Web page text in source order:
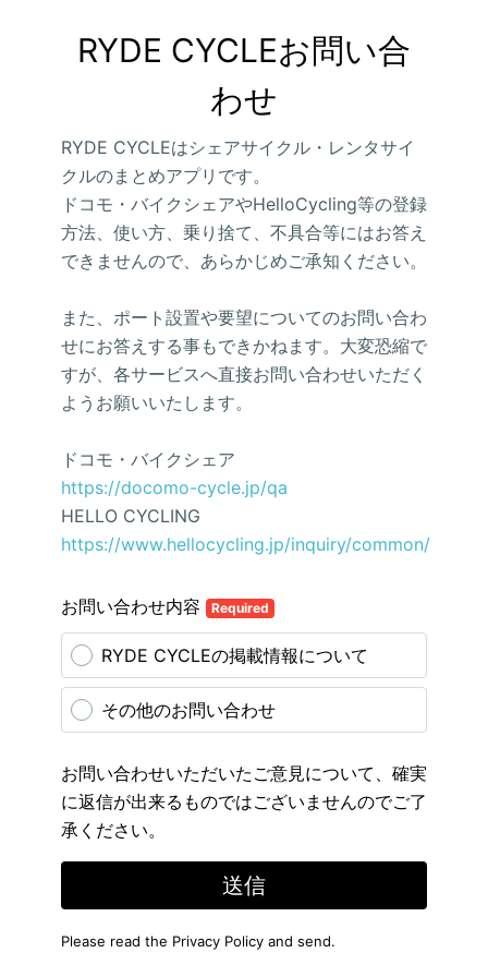
RYDE CYCLEお問い合
わせ
RYDE CYCLEはシェアサイクル・レンタサイ
クルのまとめアプリです。
ドコモ・バイクシェアやHelloCycling等の登録
方法、使い方、乗り捨て、不具合等にはお答え
できませんので、あらかじめご承知ください。
また、ポート設置や要望についてのお問い合わ
せにお答えする事もできかねます。大変恐縮で
すが、各サービスへ直接お問い合わせいただく
ようお願いいたします。
ドコモ・バイクシェア
https://docomo-cycle.jp/qa
HELLO CYCLING
https://www.hellocycling.jp/inquiry/common/
お問い合わせ内容 Required
RYDE CYCLEの掲載情報について
その他のお問い合わせ
お問い合わせいただいたご意見について、確実
に返信が出来るものではございませんのでご了
承ください。
送信
Please read the Privacy Policy and send.